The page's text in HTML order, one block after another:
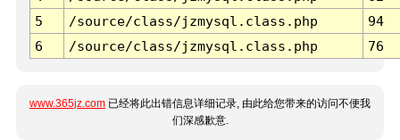
5
/source/class/jzmysql.class.php
94
6
/source/class/jzmysql.class.php 76
www.365jz.com 已经将此出错信息详细记录, 由此给您带来的访问不便我
们深感歉意.